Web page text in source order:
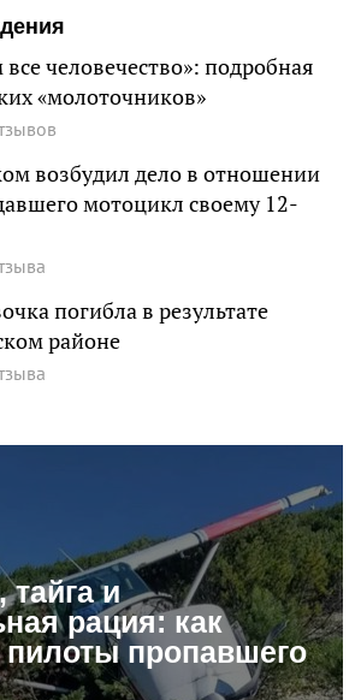
человечество»: подробная
«молоточников»
возбудил дело в отношении
мотоцикл своему 12-
погибла в результате
районе
тайга и
рация: как
пилоты пропавшего